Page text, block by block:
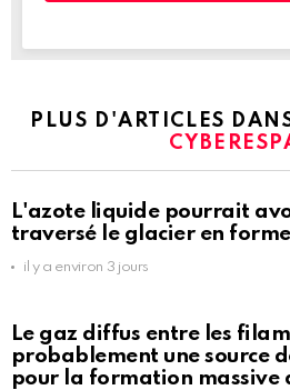
PLUS D'ARTICLES
L'azote liquide pourrait
traversé le glacier en
il y a environ 3 jours
Le gaz diffus entre les
probablement une source
pour la formation massive